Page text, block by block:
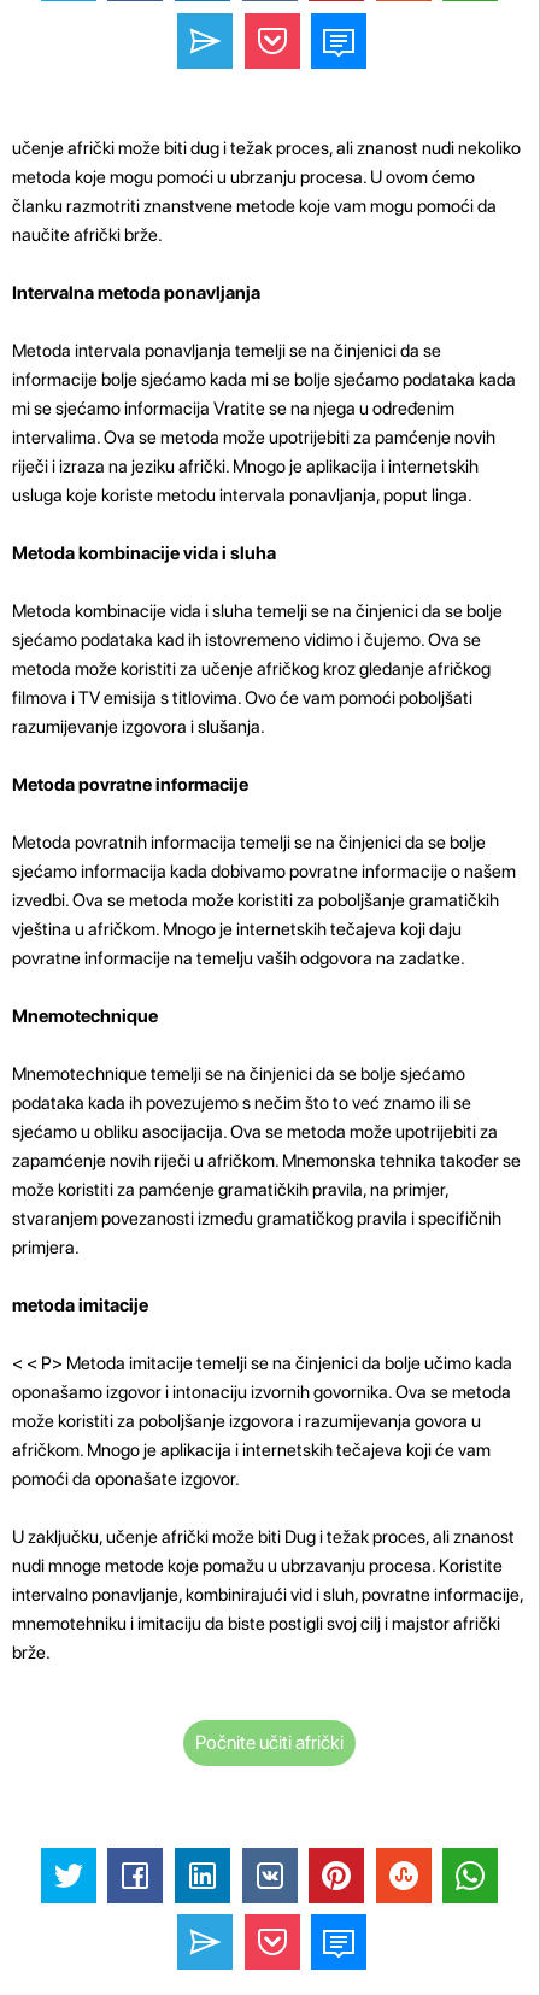
učenje afrički može biti dug i težak proces, ali znanost nudi nekoliko
metoda koje mogu pomoći u ubrzanju procesa. U ovom ćemo
članku razmotriti znanstvene metode koje vam mogu pomoći da
naučite afrički brže.
Intervalna metoda ponavljanja
Metoda intervala ponavljanja temelji se na činjenici da se
informacije bolje sjećamo kada mi se bolje sjećamo podataka kada
mi se sjećamo informacija Vratite se na njega u određenim
intervalima. Ova se metoda može upotrijebiti za pamćenje novih
riječi i izraza na jeziku afrički. Mnogo je aplikacija i internetskih
usluga koje koriste metodu intervala ponavljanja, poput linga.
Metoda kombinacije vida i sluha
Metoda kombinacije vida i sluha temelji se na činjenici da se bolje
sjećamo podataka kad ih istovremeno vidimo i čujemo. Ova se
metoda može koristiti za učenje afričkog kroz gledanje afričkog
filmova i TV emisija s titlovima. Ovo će vam pomoći poboljšati
razumijevanje izgovora i slušanja.
Metoda povratne informacije
Metoda povratnih informacija temelji se na činjenici da se bolje
sjećamo informacija kada dobivamo povratne informacije o našem
izvedbi. Ova se metoda može koristiti za poboljšanje gramatičkih
vještina u afričkom. Mnogo je internetskih tečajeva koji daju
povratne informacije na temelju vaših odgovora na zadatke.
Mnemotechnique
Mnemotechnique temelji se na činjenici da se bolje sjećamo
podataka kada ih povezujemo s nečim što to već znamo ili se
sjećamo u obliku asocijacija. Ova se metoda može upotrijebiti za
zapamćenje novih riječi u afričkom. Mnemonska tehnika također se
može koristiti za pamćenje gramatičkih pravila, na primjer,
stvaranjem povezanosti između gramatičkog pravila i specifičnih
primjera.
metoda imitacije
< < P> Metoda imitacije temelji se na činjenici da bolje učimo kada
oponašamo izgovor i intonaciju izvornih govornika. Ova se metoda
može koristiti za poboljšanje izgovora i razumijevanja govora u
afričkom. Mnogo je aplikacija i internetskih tečajeva koji će vam
pomoći da oponašate izgovor.
U zaključku, učenje afrički može biti Dug i težak proces, ali znanost
nudi mnoge metode koje pomažu u ubrzavanju procesa. Koristite
intervalno ponavljanje, kombinirajući vid i sluh, povratne informacije,
mnemotehniku ​​i imitaciju da biste postigli svoj cilj i majstor afrički
brže.
Počnite učiti afrički